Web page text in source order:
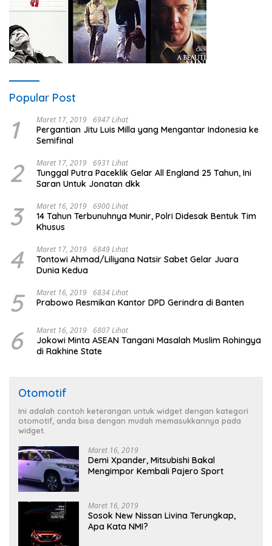
Popular Post
1 Maret 17, 2019 6947 Lihat
Pergantian Jitu Luis Milla yang Mengantar Indonesia ke
Semifinal
2 Maret 17, 2019 6931 Lihat
Tunggal Putra Paceklik Gelar All England 25 Tahun, Ini
Saran Untuk Jonatan dkk
3 Maret 16, 2019 6900 Lihat
14 Tahun Terbunuhnya Munir, Polri Didesak Bentuk Tim
Khusus
4 Maret 17, 2019 6849 Lihat
Tontowi Ahmad/Liliyana Natsir Sabet Gelar Juara
Dunia Kedua
5 Maret 16, 2019 6834 Lihat
Prabowo Resmikan Kantor DPD Gerindra di Banten
6 Maret 16, 2019 6807 Lihat
Jokowi Minta ASEAN Tangani Masalah Muslim Rohingya
di Rakhine State
Otomotif
Ini adalah contoh keterangan untuk widget dengan kategori
otomotif, anda bisa dengan mudah memasukkannya pada
widget.
Maret 16, 2019
Demi Xpander, Mitsubishi Bakal
Mengimpor Kembali Pajero Sport
Maret 16, 2019
Sosok New Nissan Livina Terungkap,
Apa Kata NMI?